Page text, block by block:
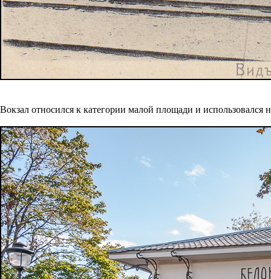
Вокзал относился к категории малой площади и использовался